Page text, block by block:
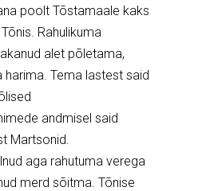
poolt Tõstamaale kaks
Rahulikuma
alet põletama,
harima. Tema lastest said
andmisel said
Martsonid.
aga rahutuma verega
merd sõitma. Tõnise